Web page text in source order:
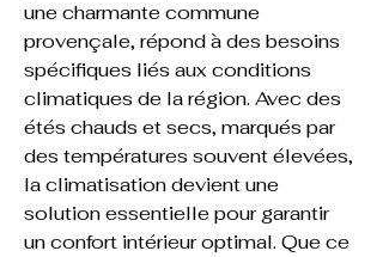
une charmante commune
provençale, répond à des besoins
spécifiques liés aux conditions
climatiques de la région. Avec des
étés chauds et secs, marqués par
des températures souvent élevées,
la climatisation devient une
solution essentielle pour garantir
un confort intérieur optimal. Que ce